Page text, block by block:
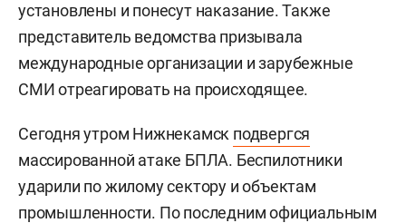
установлены и понесут наказание. Также
представитель ведомства призывала
международные организации и зарубежные
СМИ отреагировать на происходящее.
Сегодня утром Нижнекамск подвергся
массированной атаке БПЛА. Беспилотники
ударили по жилому сектору и объектам
промышленности. По последним официальным